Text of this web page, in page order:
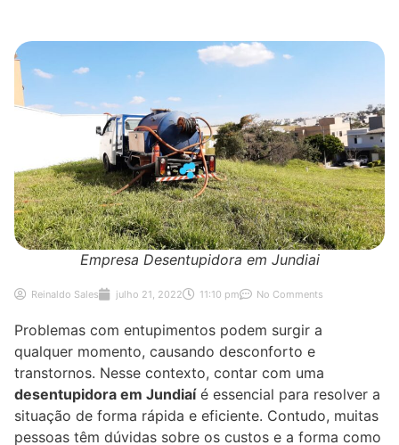
Empresa Desentupidora em Jundiai
Reinaldo Sales julho 21, 2022 11:10 pm No Comments
Problemas com entupimentos podem surgir a
qualquer momento, causando desconforto e
transtornos. Nesse contexto, contar com uma
desentupidora em Jundiaíé essencial para resolver a
situação de forma rápida e eficiente. Contudo, muitas
pessoas têm dúvidas sobre os custos e a forma como